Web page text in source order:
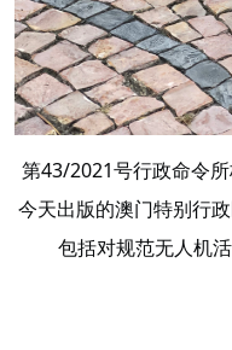
第43/2021号行政命令
今天出版的澳门特别行
包括对规范无人机